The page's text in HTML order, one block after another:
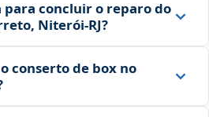
concluir o reparo do
Niterói‑RJ?
conserto de box no